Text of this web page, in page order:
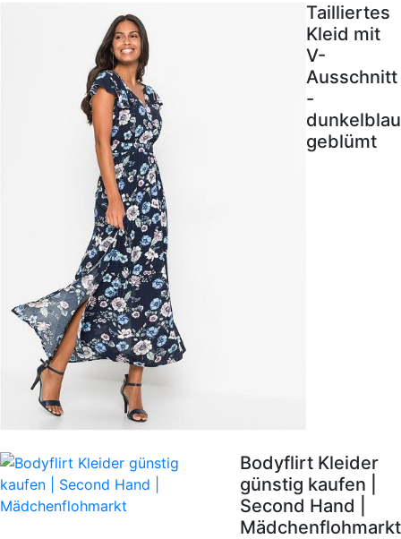
Tailliertes
Kleid mit
V-
Ausschnitt
-
dunkelblau
geblümt
Bodyflirt Kleider
günstig kaufen |
Second Hand |
Mädchenflohmarkt